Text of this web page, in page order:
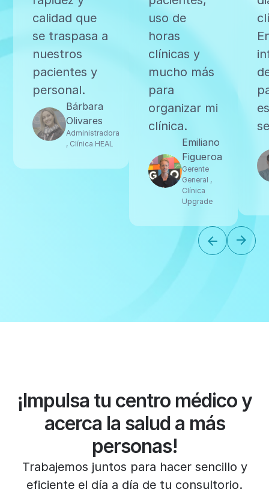
calidad que
se traspasa a
nuestros
pacientes y
personal.
Bárbara
Olivares
Administradora
, Clínica HEAL
uso de
horas
clínicas y
mucho más
para
organizar mi
clínica.
Emiliano
Figueroa
Gerente
General ,
Clínica
Upgrade
¡Impulsa tu centro médico y
acerca la salud a más
personas!
Trabajemos juntos para hacer sencillo y
eficiente el día a día de tu consultorio.